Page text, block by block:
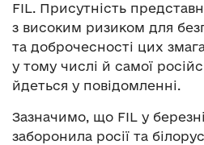
FIL. Присутність
з високим ризиком для
та доброчесності цих
у тому числі й самої
йдеться у повідомленні.
Зазначимо, що FIL у
заборонила росії та